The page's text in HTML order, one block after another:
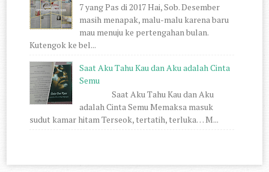
7 yang Pas di 2017 Hai, Sob. Desember
masih menapak, malu-malu karena baru
mau menuju ke pertengahan bulan.
Kutengok ke bel...
Saat Aku Tahu Kau dan Aku adalah Cinta
Semu
Saat Aku Tahu Kau dan Aku
adalah Cinta Semu Memaksa masuk
sudut kamar hitam Terseok, tertatih, terluka… M...